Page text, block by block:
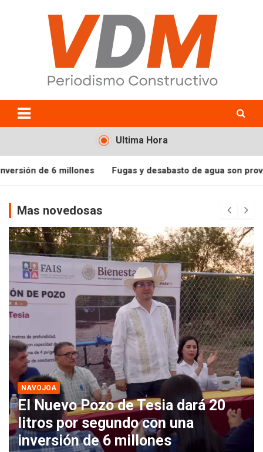
valledelmayo.com
Ultima Hora
6 millones Fugas y desabasto de agua son provocadas
Mas novedosas
NAVOJOA
Fugas y desabasto de agua son
provocadas por tubería obsoleta e
invadida por raíces